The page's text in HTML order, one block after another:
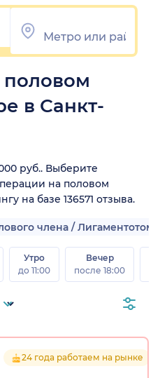
в Санкт-
руб.. Выберите
на половом
на базе 136571 отзыва.
члена /
Утро
до 11:00
Вечер
после 18:00
24 года работаем на рынке